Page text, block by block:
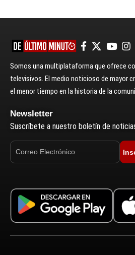
Somos una multiplataforma que ofrece
televisivos. El medio noticioso de mayor
el menor tiempo en la historia de la
Newsletter
Suscríbete a nuestro boletín de